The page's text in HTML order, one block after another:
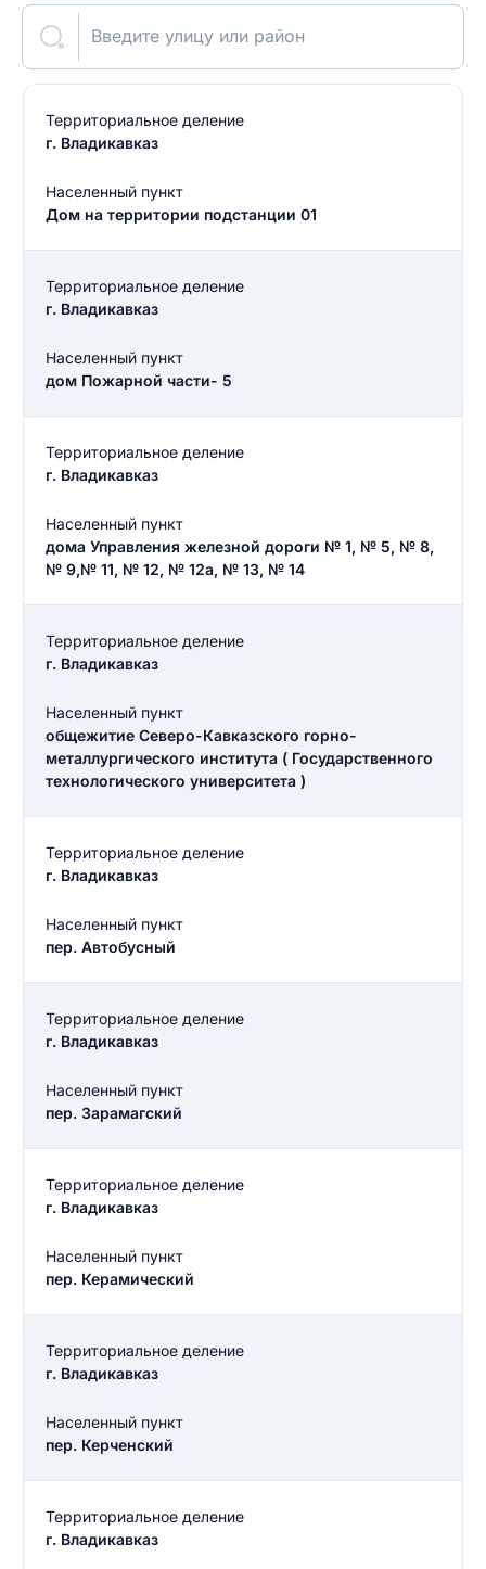
Введите улицу или район
Территориальное деление
г. Владикавказ
Населенный пункт
Дом на территории подстанции 01
Территориальное деление
г. Владикавказ
Населенный пункт
дом Пожарной части- 5
Территориальное деление
г. Владикавказ
Населенный пункт
дома Управления железной дороги № 1, № 5, № 8,
№ 9,№ 11, № 12, № 12а, № 13, № 14
Территориальное деление
г. Владикавказ
Населенный пункт
общежитие Северо-Кавказского горно-
металлургического института ( Государственного
технологического университета )
Территориальное деление
г. Владикавказ
Населенный пункт
пер. Автобусный
Территориальное деление
г. Владикавказ
Населенный пункт
пер. Зарамагский
Территориальное деление
г. Владикавказ
Населенный пункт
пер. Керамический
Территориальное деление
г. Владикавказ
Населенный пункт
пер. Керченский
Территориальное деление
г. Владикавказ
Введите свое имя